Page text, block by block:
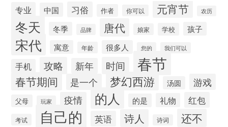
专业 中国 习俗 作者 你可以 元宵节 农历
冬天 冬季 品牌 唐代 娘家 学校 孩子
宋代 寓意 年龄 很多人 您的 我们可以
手机 攻略 新年 时间 春节
春节期间 是一个 梦幻西游 汤圆 游戏
父母 玩家 疫情 的人 的是 礼物 红包
考试 自己的 英语 诗人 诗词 还不